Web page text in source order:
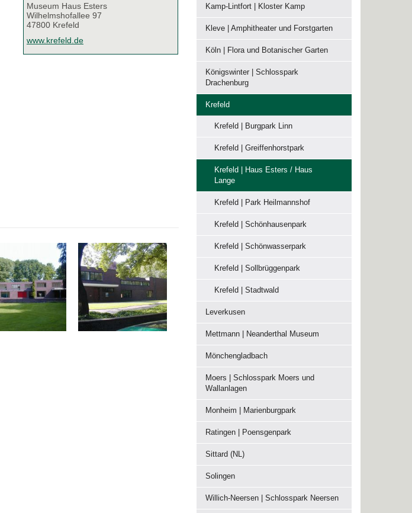
Museum Haus Esters
Wilhelmshofallee 97
47800 Krefeld
www.krefeld.de
Kamp-Lintfort | Kloster Kamp
Kleve | Amphitheater und Forstgarten
Köln | Flora und Botanischer Garten
Königswinter | Schlosspark
Drachenburg
Krefeld
Krefeld | Burgpark Linn
Krefeld | Greiffenhorstpark
Krefeld | Haus Esters / Haus
Lange
Krefeld | Park Heilmannshof
Krefeld | Schönhausenpark
Krefeld | Schönwasserpark
Krefeld | Sollbrüggenpark
Krefeld | Stadtwald
Leverkusen
Mettmann | Neanderthal Museum
Mönchengladbach
Moers | Schlosspark Moers und
Wallanlagen
Monheim | Marienburgpark
Ratingen | Poensgenpark
Sittard (NL)
Solingen
Willich-Neersen | Schlosspark Neersen